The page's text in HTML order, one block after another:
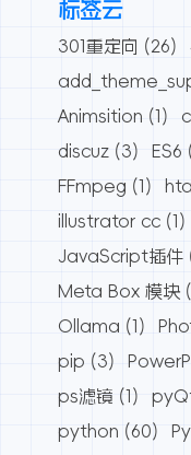
标签云
301重定向 (26)
Animsition (1)
discuz (3) ES6
FFmpeg (1)
illustrator cc (1)
JavaScript插件
Meta Box 模块
Ollama (1)
pip (3)
ps滤镜 (1)
python (60)